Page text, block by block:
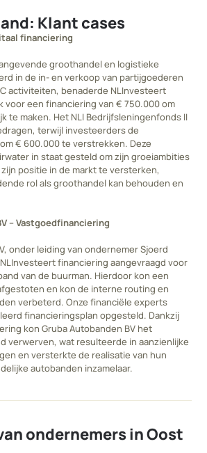
Klant cases
financiering
groothandel en logistieke
in de in- en verkoop van partijgoederen
activiteiten, benaderde NLInvesteert
voor een financiering van € 750.000 om
te maken. Het NLI Bedrijfsleningenfonds II
terwijl investeerders de
€ 600.000 te verstrekken. Deze
in staat gesteld om zijn groeiambities
positie in de markt te versterken,
rol als groothandel kan behouden en
– Vastgoedfinanciering
onder leiding van ondernemer Sjoerd
financiering aangevraagd voor
van de buurman. Hierdoor kon een
en kon de interne routing en
verbeterd. Onze financiële experts
financieringsplan opgesteld. Dankzij
kon Gruba Autobanden BV het
verwerven, wat resulteerde in aanzienlijke
en versterkte de realisatie van hun
autobanden inzamelaar.
ondernemers in Oost